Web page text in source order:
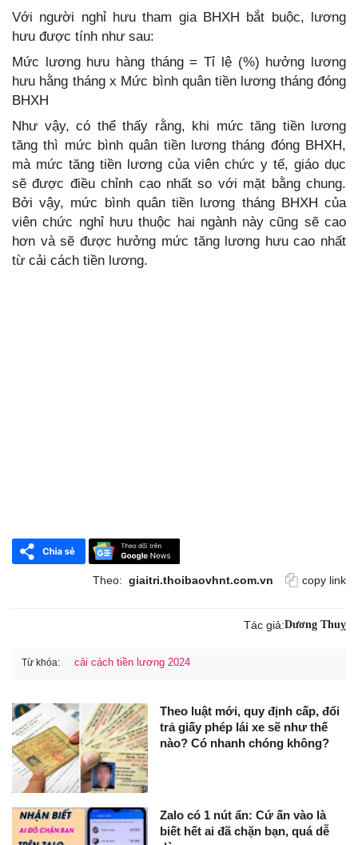
Với người nghỉ hưu tham gia BHXH bắt buộc, lương
hưu được tính như sau:
Mức lương hưu hàng tháng = Tỉ lệ (%) hưởng lương
hưu hằng tháng x Mức bình quân tiền lương tháng đóng
BHXH
Như vậy, có thể thấy rằng, khi mức tăng tiền lương
tăng thì mức bình quân tiền lương tháng đóng BHXH,
mà mức tăng tiền lương của viên chức y tế, giáo dục
sẽ được điều chỉnh cao nhất so với mặt bằng chung.
Bởi vậy, mức bình quân tiền lương tháng BHXH của
viên chức nghỉ hưu thuộc hai ngành này cũng sẽ cao
hơn và sẽ được hưởng mức tăng lương hưu cao nhất
từ cải cách tiền lương.
Theo: giaitri.thoibaovhnt.com.vn copy link
Tác giả:Dương Thuỵ
Từ khóa: cải cách tiền lương 2024
Theo luật mới, quy định cấp, đổi
trả giấy phép lái xe sẽ như thế
nào? Có nhanh chóng không?
Zalo có 1 nút ẩn: Cứ ấn vào là
biết hết ai đã chặn bạn, quá dễ